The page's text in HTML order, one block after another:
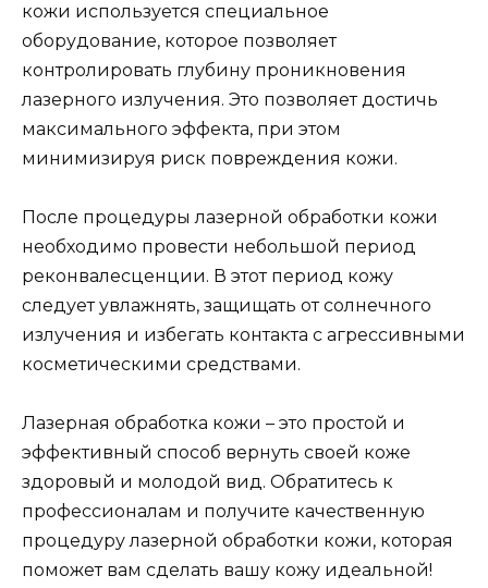
кожи используется специальное
оборудование, которое позволяет
контролировать глубину проникновения
лазерного излучения. Это позволяет достичь
максимального эффекта, при этом
минимизируя риск повреждения кожи.
После процедуры лазерной обработки кожи
необходимо провести небольшой период
реконвалесценции. В этот период кожу
следует увлажнять, защищать от солнечного
излучения и избегать контакта с агрессивными
косметическими средствами.
Лазерная обработка кожи – это простой и
эффективный способ вернуть своей коже
здоровый и молодой вид. Обратитесь к
профессионалам и получите качественную
процедуру лазерной обработки кожи, которая
поможет вам сделать вашу кожу идеальной!